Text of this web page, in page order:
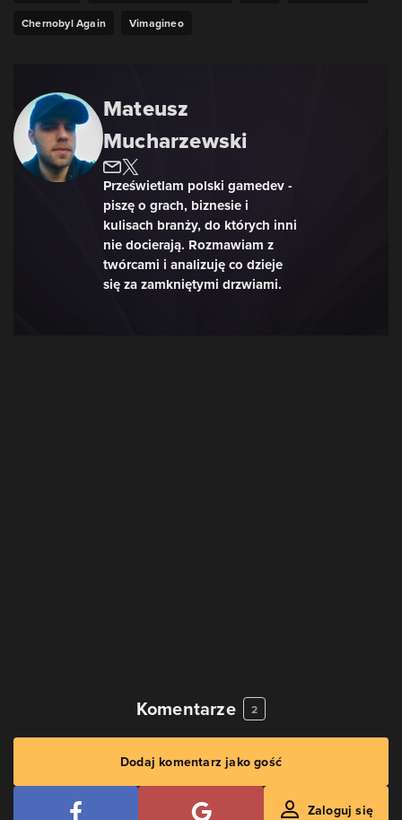
Chernobyl Again Vimagineo
Mateusz
Mucharzewski
Prześwietlam polski gamedev -
piszę o grach, biznesie i
kulisach branży, do których inni
nie docierają. Rozmawiam z
twórcami i analizuję co dzieje
się za zamkniętymi drzwiami.
Komentarze 2
Dodaj komentarz jako gość
Zaloguj się